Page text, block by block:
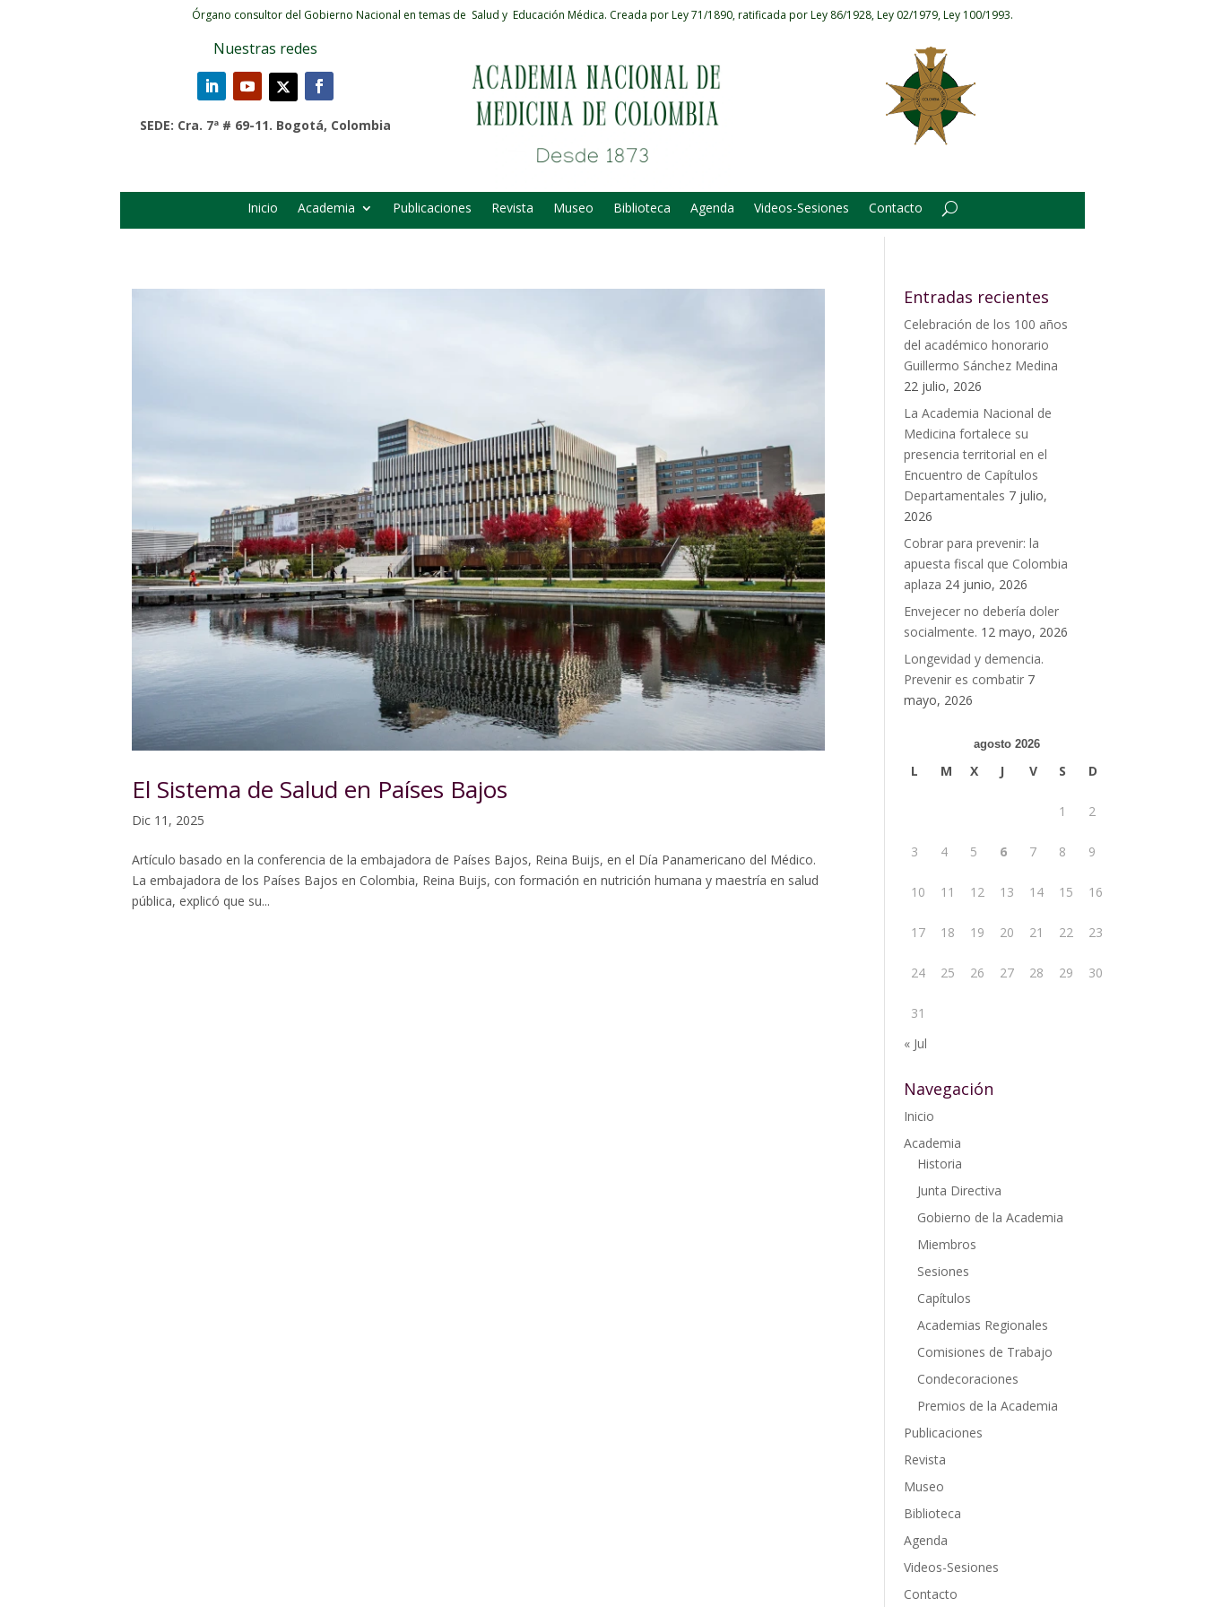
Órgano consultor del Gobierno Nacional en temas de Salud y Educación Médica. Creada por Ley 71/1890, ratificada por Ley 86/1928, Ley 02/1979, Ley 100/1993.
Nuestras redes
SEDE: Cra. 7ª # 69-11. Bogotá, Colombia
Inicio Academia Publicaciones Revista Museo Biblioteca Agenda Videos-Sesiones Contacto
El Sistema de Salud en Países Bajos
Dic 11, 2025
Artículo basado en la conferencia de la embajadora de Países Bajos, Reina Buijs, en el Día Panamericano del Médico.
La embajadora de los Países Bajos en Colombia, Reina Buijs, con formación en nutrición humana y maestría en salud
pública, explicó que su...
Entradas recientes
Celebración de los 100 años
del académico honorario
Guillermo Sánchez Medina
22 julio, 2026
La Academia Nacional de
Medicina fortalece su
presencia territorial en el
Encuentro de Capítulos
Departamentales 7 julio,
2026
Cobrar para prevenir: la
apuesta fiscal que Colombia
aplaza 24 junio, 2026
Envejecer no debería doler
socialmente. 12 mayo, 2026
Longevidad y demencia.
Prevenir es combatir 7
mayo, 2026
agosto 2026
L M X J V S D
1 2
3 4 5 6 7 8 9
10 11 12 13 14 15 16
17 18 19 20 21 22 23
24 25 26 27 28 29 30
31
« Jul
Navegación
Inicio
Academia
Historia
Junta Directiva
Gobierno de la Academia
Miembros
Sesiones
Capítulos
Academias Regionales
Comisiones de Trabajo
Condecoraciones
Premios de la Academia
Publicaciones
Revista
Museo
Biblioteca
Agenda
Videos-Sesiones
Contacto